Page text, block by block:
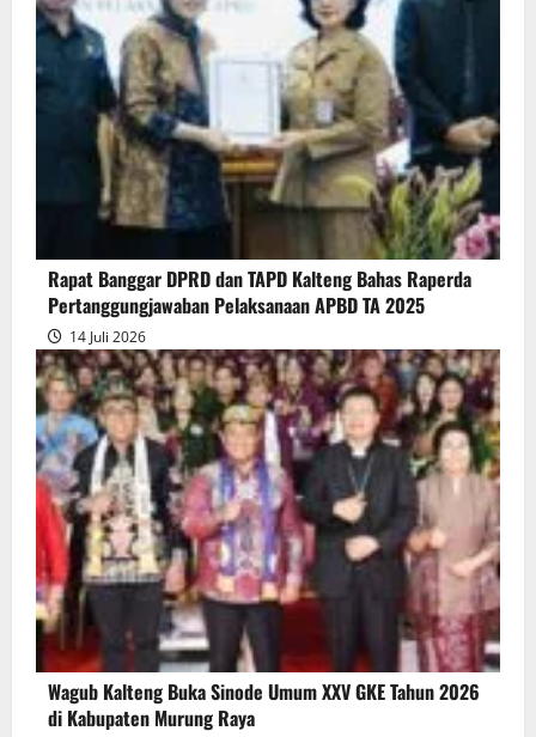
Penyampaian
Pendapat
Akhir
Gubernur
atas
Persetujuan
Bersama
Raperda
Pertanggungjawaban
Pelaksanaan
APBD
2025
Rapat Banggar DPRD dan TAPD Kalteng Bahas Raperda
Pertanggungjawaban Pelaksanaan APBD TA 2025
14 Juli 2026
Wagub Kalteng Buka Sinode Umum XXV GKE Tahun 2026
di Kabupaten Murung Raya